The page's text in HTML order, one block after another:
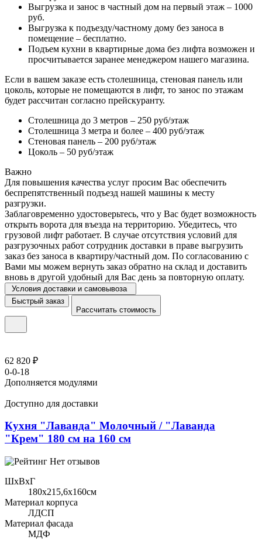
Выгрузка и занос в частный дом на первый этаж – 1000
руб.
Выгрузка к подъезду/частному дому без заноса в
помещение – бесплатно.
Подъем кухни в квартирные дома без лифта возможен и
просчитывается заранее менеджером нашего магазина.
Если в вашем заказе есть столешница, стеновая панель или
цоколь, которые не помещаются в лифт, то занос по этажам
будет рассчитан согласно прейскуранту.
Столешница до 3 метров – 250 руб/этаж
Столешница 3 метра и более – 400 руб/этаж
Стеновая панель – 200 руб/этаж
Цоколь – 50 руб/этаж
Важно
Для повышения качества услуг просим Вас обеспечить
беспрепятственный подъезд нашей машины к месту
разгрузки.
Заблаговременно удостоверьтесь, что у Вас будет возможность
открыть ворота для въезда на территорию. Убедитесь, что
грузовой лифт работает. В случае отсутствия условий для
разгрузочных работ сотрудник доставки в праве выгрузить
заказ без заноса в квартиру/частный дом. По согласованию с
Вами мы можем вернуть заказ обратно на склад и доставить
вновь в другой удобный для Вас день за повторную оплату.
Условия доставки и самовывоза
Быстрый заказ
Рассчитать стоимость
62 820 ₽
0-0-18
Дополняется модулями
Доступно для доставки
Кухня "Лаванда" Молочный / "Лаванда
"Крем" 180 см на 160 см
Нет отзывов
ШхВхГ
180x215,6х160см
Материал корпуса
ЛДСП
Материал фасада
МДФ